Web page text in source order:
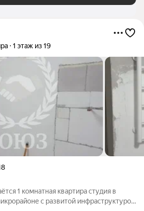
1 этаж из 19
1 комнатная квaртира студия в
с развитой инфраструктурой